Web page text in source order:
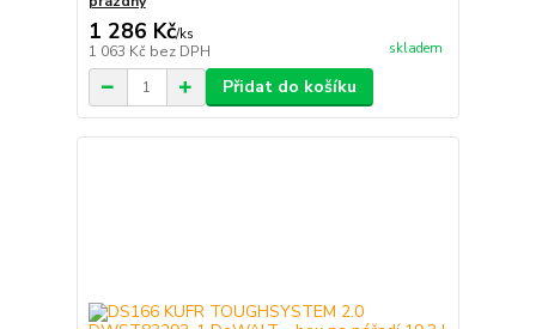
1 286 Kč/ks
1 063 Kč bez DPH skladem
Přidat do košíku